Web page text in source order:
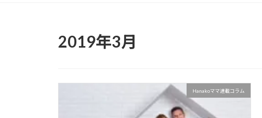
2019年3月
Hanakoママ連載コラム